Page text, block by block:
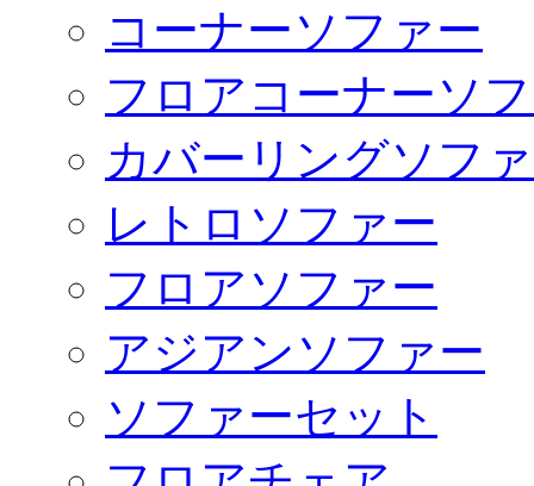
コーナーソファー
フロアコーナーソ
カバーリングソフ
レトロソファー
フロアソファー
アジアンソファー
ソファーセット